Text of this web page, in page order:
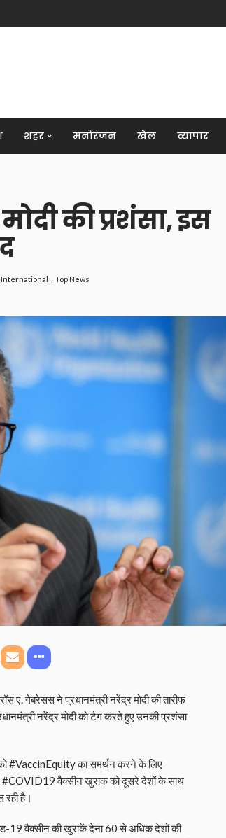
शहर मनोरंजन खेल व्यापार
की प्रशंसा, इस
International Top News
ए. गेबरेसस ने प्रधानमंत्री नरेंद्र मोदी की तारीफ
नरेंद्र मोदी को टैग करते हुए उनकी प्रशंसा
को #VaccinEquity का समर्थन करने के लिए
#COVID19 वैक्सीन खुराक को दूसरे देशों के साथ
है।
19 वैक्सीन की खुराकें देना 60 से अधिक देशों की